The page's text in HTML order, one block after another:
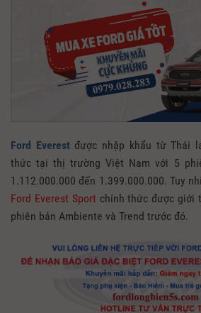
Ford Everestđược nhập khẩu từ Thái
thức tại thị trường Việt Nam với 5
1.112.000.000 đến 1.399.000.000. Tuy
Ford Everest Sport chính thức được giới
phiên bản Ambiente và Trend trước đó.